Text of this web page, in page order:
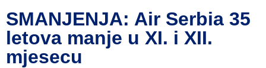
SMANJENJA: Air Serbia 35
letova manje u XI. i XII.
mjesecu